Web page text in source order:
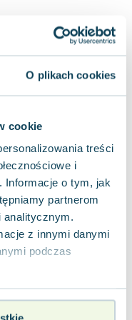
O plikach cookies
cookie
treści
i
Informacje o tym, jak
partnerom
analitycznym.
z innymi danymi
podczas